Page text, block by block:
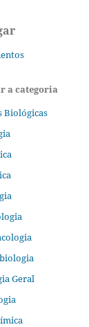
a categoria
Biológicas
Geral